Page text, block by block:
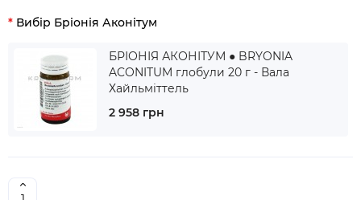
Вибір Бріонія Аконітум
БРІОНІЯ АКОНІТУМ ● BRYONIA
ACONITUM глобули 20 г - Вала
Хайльміттель
2 958 грн